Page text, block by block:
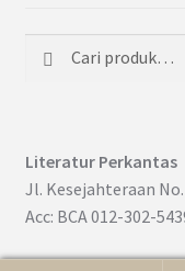
Pencarian
Literatur Perkantas
Jl. Kesejahteraan
Acc: BCA 012-302-